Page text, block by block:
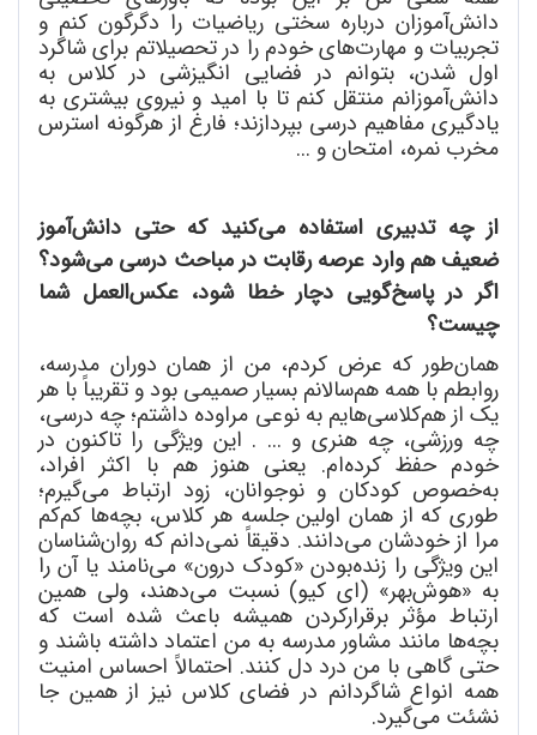
دانشآموزان درباره سختی ریاضیات را دگرگون کنم و
تجربیات و مهارتهای خودم را در تحصیلاتم برای شاگرد
اول شدن، بتوانم در فضایی انگیزشی در کلاس به
دانشآموزانم منتقل کنم تا با امید و نیروی بیشتری به
یادگیری مفاهیم درسی بپردازند؛ فارغ از هرگونه استرس
مخرب نمره، امتحان و ...
از چه تدبیری استفاده میکنید که حتی دانشآموز
ضعیف هم وارد عرصه رقابت در مباحث درسی میشود؟
اگر در پاسخگویی دچار خطا شود، عکسالعمل شما
چیست؟
همانطور که عرض کردم، من از همان دوران مدرسه،
روابطم با همه همسالانم بسیار صمیمی بود و تقریباً با هر
یک از همکلاسیهایم به نوعی مراوده داشتم؛ چه درسی،
چه ورزشی، چه هنری و ... . این ویژگی را تاکنون در
خودم حفظ کردهام. یعنی هنوز هم با اکثر افراد،
بهخصوص کودکان و نوجوانان، زود ارتباط میگیرم؛
طوری که از همان اولین جلسه هر کلاس، بچهها کمکم
مرا از خودشان میدانند. دقیقاً نمیدانم که روانشناسان
این ویژگی را زندهبودن «کودک درون» مینامند یا آن را
به «هوشبهر» (ای کیو) نسبت میدهند، ولی همین
ارتباط مؤثر برقرارکردن همیشه باعث شده است که
بچهها مانند مشاور مدرسه به من اعتماد داشته باشند و
حتی گاهی با من درد دل کنند. احتمالاً احساس امنیت
همه انواع شاگردانم در فضای کلاس نیز از همین جا
نشئت میگیرد.